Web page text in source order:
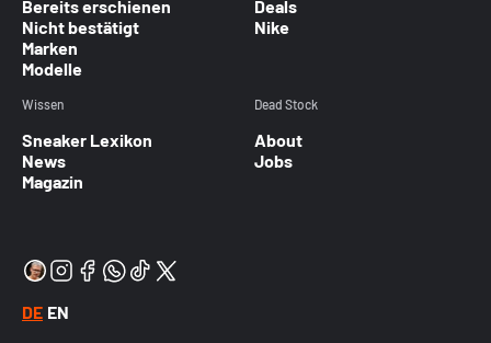
Bereits erschienen
Nicht bestätigt
Marken
Modelle
Deals
Nike
Wissen
Sneaker Lexikon
News
Magazin
Dead Stock
About
Jobs
DE EN